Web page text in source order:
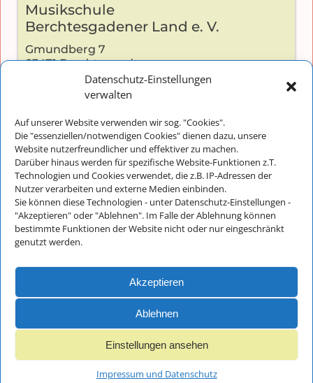
Datenschutz-Einstellungen
verwalten
Auf unserer Website verwenden wir sog. "Cookies".
Die "essenziellen/notwendigen Cookies" dienen dazu, unsere
Website nutzerfreundlicher und effektiver zu machen.
Darüber hinaus werden für spezifische Website-Funktionen z.T.
Technologien und Cookies verwendet, die z.B. IP-Adressen der
Nutzer verarbeiten und externe Medien einbinden.
Sie können diese Technologien - unter Datenschutz-Einstellungen -
"Akzeptieren" oder "Ablehnen". Im Falle der Ablehnung können
bestimmte Funktionen der Website nicht oder nur eingeschränkt
genutzt werden.
Akzeptieren
Ablehnen
Einstellungen ansehen
Impressum und Datenschutz
Musikschule
Berchtesgadener Land e. V.
Gmundberg 7
83471 Berchtesgaden
Kontakt:
Telefon: +49 (0) 8652-2826
E-Mail:info@musikschulebgl.de
Büro-Öffnungszeiten:
Montag bis Donnerstag: 8:30 - 11:30
ist unser Büro nur unregelmäßig besetzt
Impressum und
Datenschutz